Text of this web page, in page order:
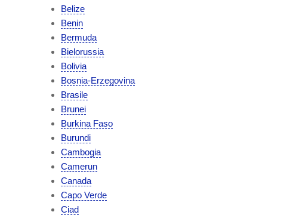
Belize
Benin
Bermuda
Bielorussia
Bolivia
Bosnia-Erzegovina
Brasile
Brunei
Burkina Faso
Burundi
Cambogia
Camerun
Canada
Capo Verde
Ciad